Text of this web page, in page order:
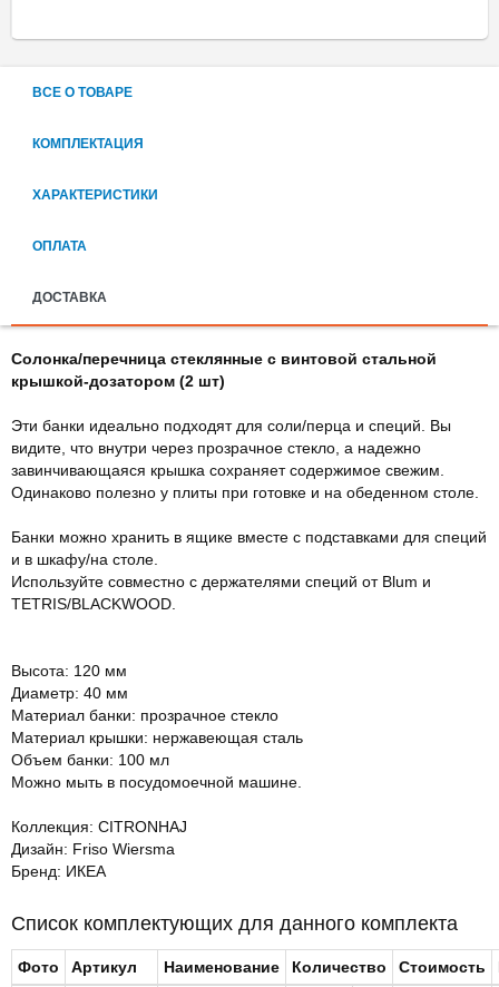
ВСЕ О ТОВАРЕ
КОМПЛЕКТАЦИЯ
ХАРАКТЕРИСТИКИ
ОПЛАТА
ДОСТАВКА
Солонка/перечница стеклянные с винтовой стальной
крышкой-дозатором (2 шт)
Эти банки идеально подходят для соли/перца и специй. Вы
видите, что внутри через прозрачное стекло, а надежно
завинчивающаяся крышка сохраняет содержимое свежим.
Одинаково полезно у плиты при готовке и на обеденном столе.
Банки можно хранить в ящике вместе с подставками для специй
и в шкафу/на столе.
Используйте совместно с держателями специй от Blum и
TETRIS/BLACKWOOD.
Высота: 120 мм
Диаметр: 40 мм
Материал банки: прозрачное стекло
Материал крышки: нержавеющая сталь
Объем банки: 100 мл
Можно мыть в посудомоечной машине.
Коллекция: CITRONHAJ
Дизайн: Friso Wiersma
Бренд: ИКЕА
Список комплектующих для данного комплекта
Фото Артикул Наименование Количество Стоимость